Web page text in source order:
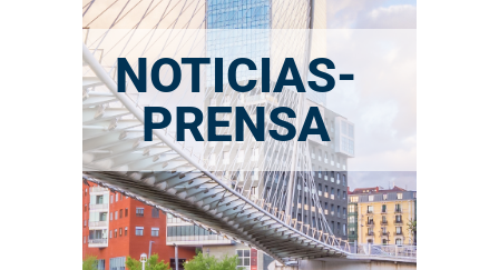
NOTICIAS-
PRENSA